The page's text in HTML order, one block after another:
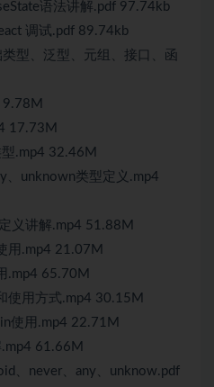
语法讲解.pdf 97.74kb
调试.pdf 89.74kb
类型、泛型、元组、接口、函
9.78M
17.73M
.mp4 32.46M
、unknown类型定义.mp4
义讲解.mp4 51.88M
用.mp4 21.07M
.mp4 65.70M
使用方式.mp4 30.15M
使用.mp4 22.71M
61.66M
、never、any、unknow.pdf